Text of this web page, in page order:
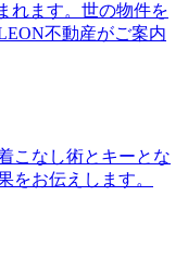
れます。世の物件を
不動産がご案内
こなし術とキーとな
をお伝えします。